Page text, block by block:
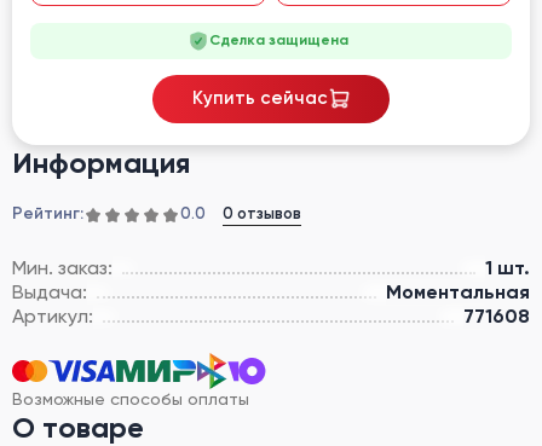
Информация
Рейтинг: 0.0 0 отзывов
Мин. заказ:
1 шт.
Выдача:
Моментальная
Артикул:
771608
Возможные способы оплаты
О товаре
Сделка защищена
Купить сейчас